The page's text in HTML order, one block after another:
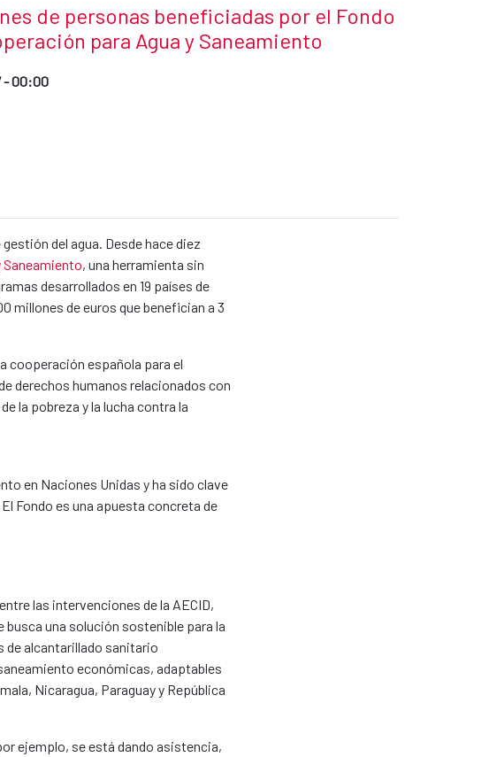
de personas beneficiadas por el Fondo
para Agua y Saneamiento
of the news item
- 00:00
del agua. Desde hace diez
Saneamiento, una herramienta sin
desarrollados en 19 países de
millones de euros que benefician a 3
cooperación española para el
derechos humanos relacionados con
la pobreza y la lucha contra la
en Naciones Unidas y ha sido clave
Fondo es una apuesta concreta de
las intervenciones de la AECID,
una solución sostenible para la
de alcantarillado sanitario
económicas, adaptables
Nicaragua, Paraguay y República
ejemplo, se está dando asistencia,